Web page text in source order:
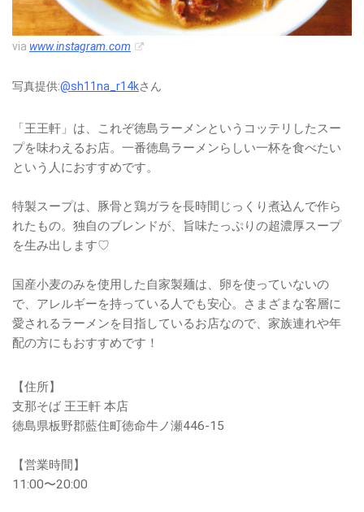
via www.instagram.com
写真提供:@sh11na_r14kさん
「王王軒」は、これぞ徳島ラーメンというコッテリしたスー
プを味わえるお店。一番徳島ラーメンらしい一杯を食べたい
という人におすすめです。
特製スープは、豚骨と鶏ガラを長時間じっくり煮込んで作ら
れたもの。独自のブレンドが、旨味たっぷりの超濃厚スープ
を生み出します♡
国産小麦のみを使用した自家製麺は、卵を使っていないの
で、アレルギーを持っている人でも安心。さまざまな客層に
愛されるラーメンを目指しているお店なので、家族連れや年
配の方にもおすすめです！
【住所】
支那そば 王王軒 本店
徳島県板野郡藍住町徳命牛ノ瀬446-15
【営業時間】
11:00〜20:00